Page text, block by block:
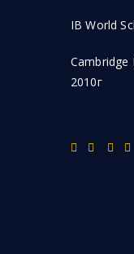
IB World
Cambridge
2010г